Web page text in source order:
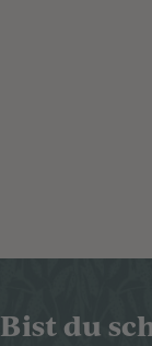
Bist du